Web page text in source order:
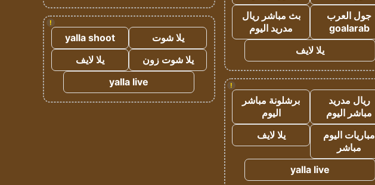
جول العرب
goalarab
بث مباشر ريال
مدريد اليوم
يلا لايف
!
ريال مدريد
مباشر اليوم
برشلونة مباشر
اليوم
مباريات اليوم
مباشر
يلا لايف
yalla live
!
يلا شوت
yalla shoot
يلا شوت زون
يلا لايف
yalla live